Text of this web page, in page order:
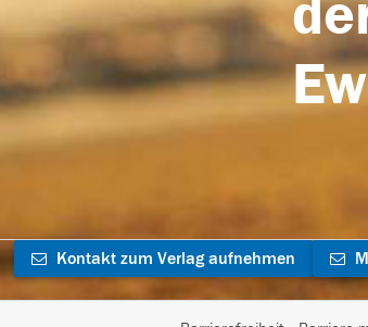
Kontakt zum Verlag aufnehmen